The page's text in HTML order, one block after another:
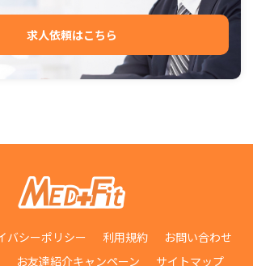
求人依頼はこちら
バシーポリシー 利用規約
お問い合わせ
お友達紹介キャンペーン サイトマップ